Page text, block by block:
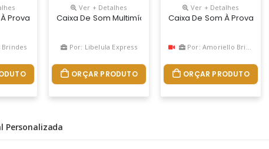
Prova Dágua Emborracha Com Ventosa(pode Ser Removida).
Brindes
Ver + Detalhes
Caixa De Som Multimídia À Prova D’Água
Por: Libelula Express
ORÇAR PRODUTO
Ver + Detalhes
Caixa De Som À Prova
Por: Amoriello Brindes
ORÇAR PRODUTO
Personalizada